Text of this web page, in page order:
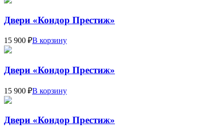
Двери «Кондор Престиж»
15 900 ₽В корзину
Двери «Кондор Престиж»
15 900 ₽В корзину
Двери «Кондор Престиж»